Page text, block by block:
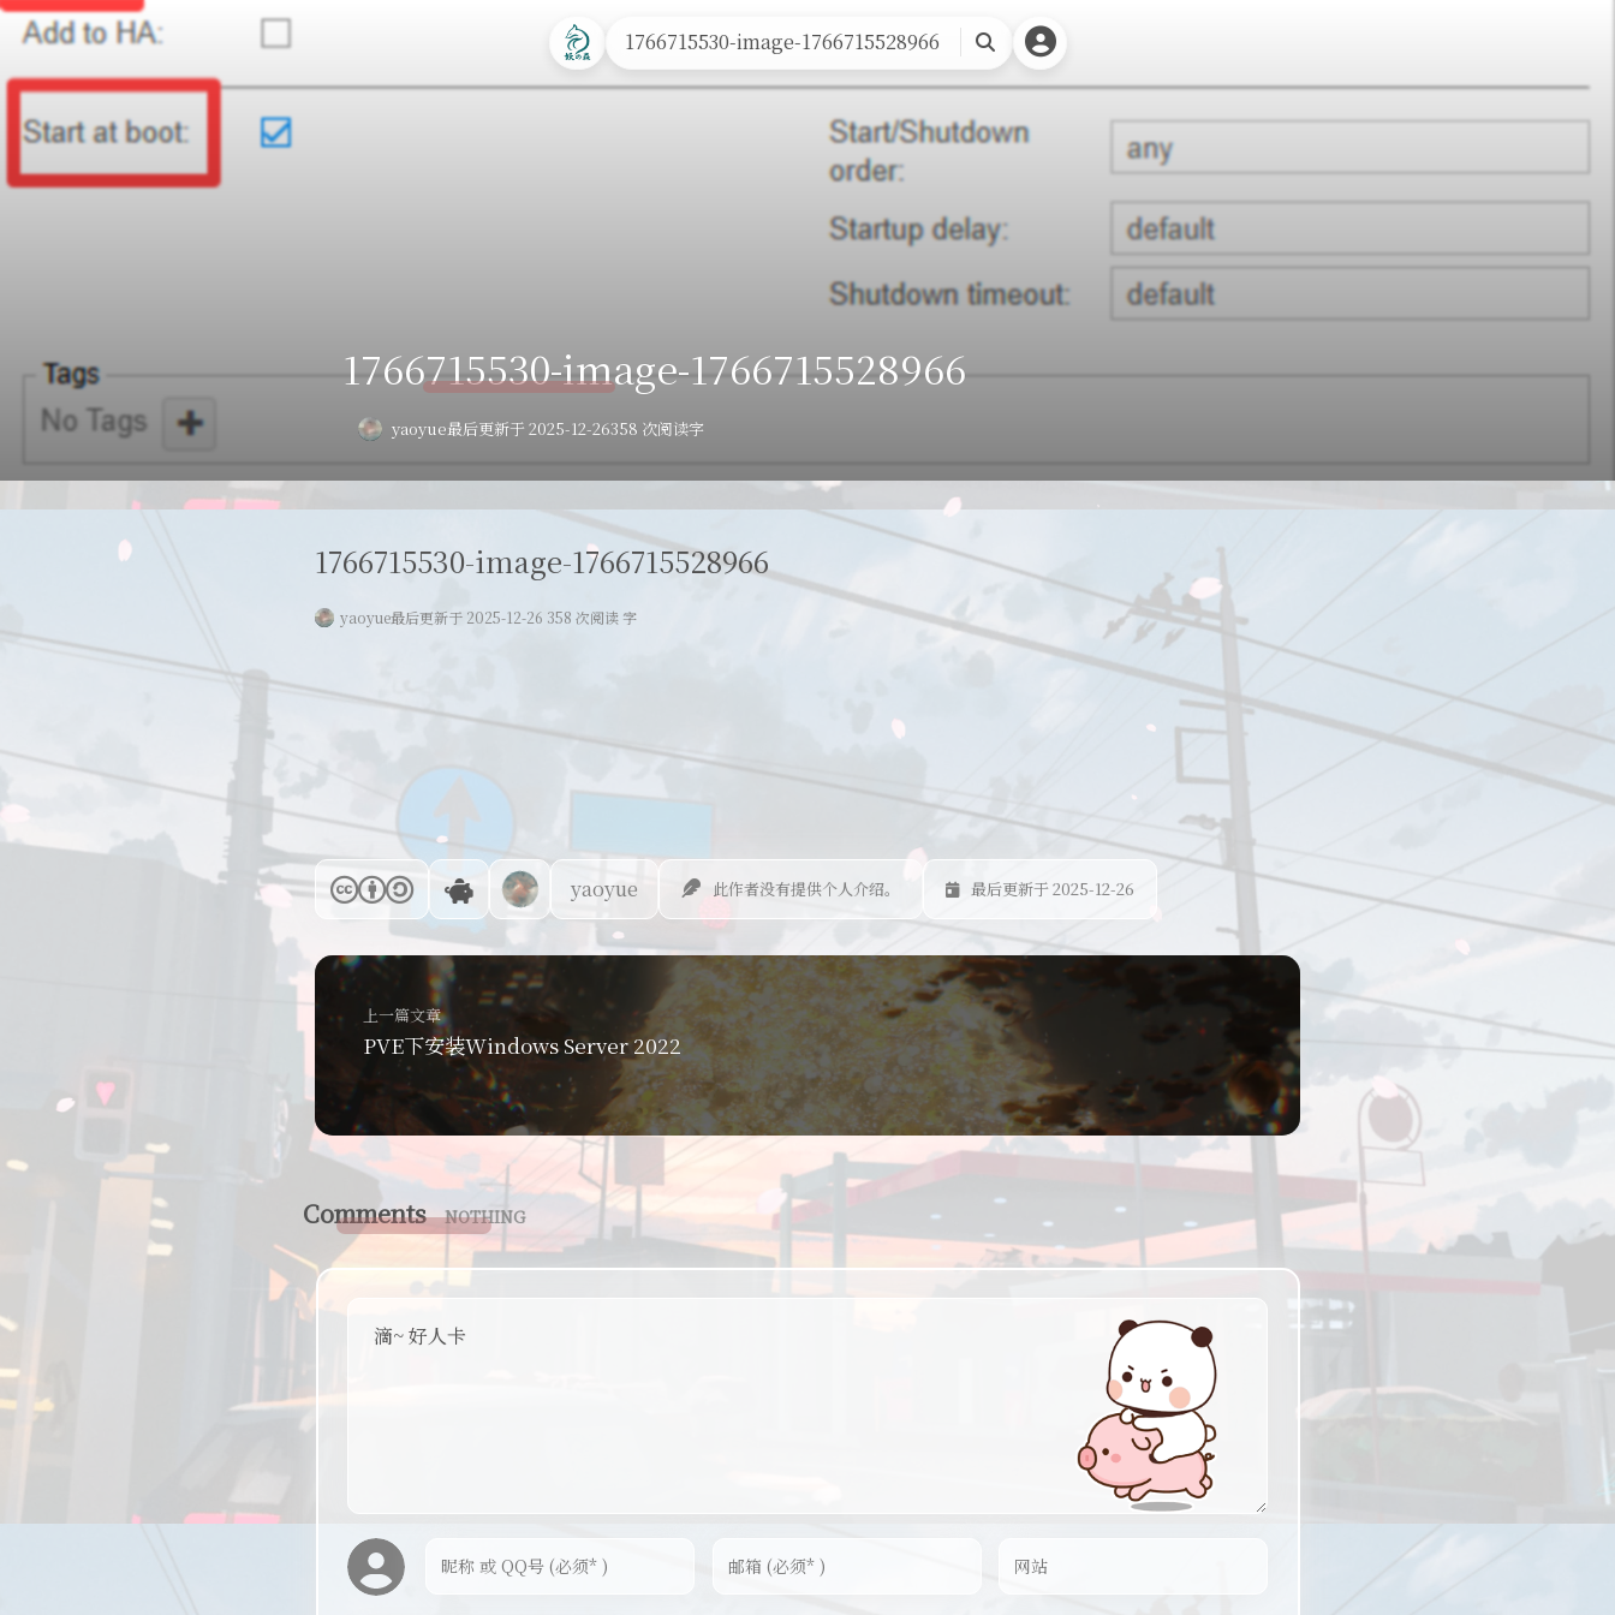
1766715530-image-1766715528966
搜
索
1766715530-image-1766715528966
yaoyue最后更新于 2025-12-26358 次阅读字
1766715530-image-1766715528966
yaoyue最后更新于 2025-12-26 358 次阅读 字
yaoyue 此作者没有提供个人介绍。 最后更新于 2025-12-26
上一篇文章
PVE下安装Windows Server 2022
Comments NOTHING
滴~ 好人卡